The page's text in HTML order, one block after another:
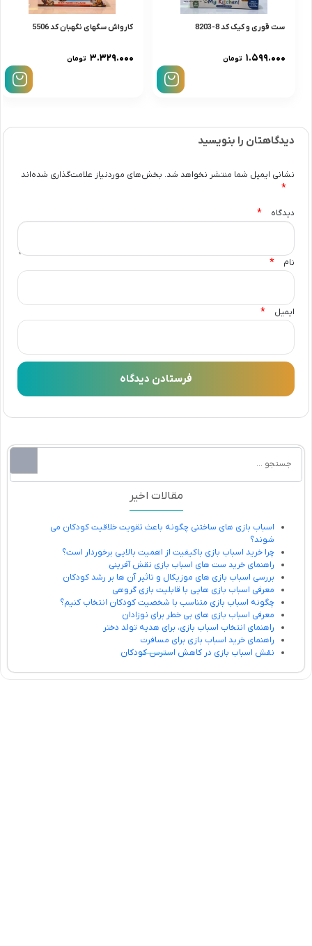
ست قوری و کیک کد 8-8203
۱.۵۹۹.۰۰۰ تومان
کارواش سگهای نگهبان کد 5506
۳.۳۲۹.۰۰۰ تومان
دیدگاهتان را بنویسید
نشانی ایمیل شما منتشر نخواهد شد. بخش‌های موردنیاز علامت‌گذاری شده‌اند
*
دیدگاه *
نام *
ایمیل *
مقالات اخیر
اسباب بازی های ساختنی چگونه باعث تقویت خلاقیت کودکان می
شوند؟
چرا خرید اسباب بازی باکیفیت از اهمیت بالایی برخوردار است؟
راهنمای خرید ست های اسباب بازی نقش آفرینی
بررسی اسباب بازی های موزیکال و تاثیر آن ها بر رشد کودکان
معرفی اسباب بازی هایی با قابلیت بازی گروهی
چگونه اسباب بازی متناسب با شخصیت کودکان انتخاب کنیم؟
معرفی اسباب بازی های بی خطر برای نوزادان
راهنمای انتخاب اسباب بازی، برای هدیه تولد دختر
راهنمای خرید اسباب بازی برای مسافرت
نقش اسباب بازی در کاهش استرس کودکان